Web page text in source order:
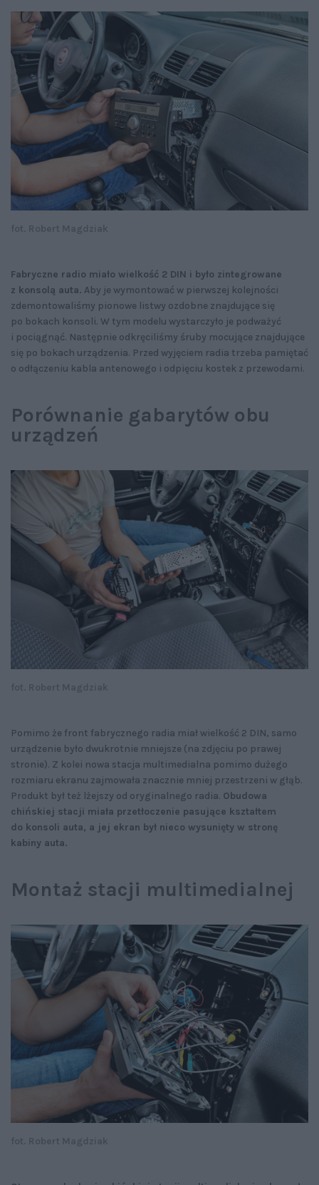
Fabryczne radio miało wielkość 2 DIN i było zintegrowane
z konsolą auta. Aby je wymontować w pierwszej kolejności
zdemontowaliśmy pionowe listwy ozdobne znajdujące się
po bokach konsoli. W tym modelu wystarczyło je podważyć
i pociągnąć. Następnie odkręciliśmy śruby mocujące znajdujące
się po bokach urządzenia. Przed wyjęciem radia trzeba pamiętać
o odłączeniu kabla antenowego i odpięciu kostek z przewodami.
Porównanie gabarytów obu
urządzeń
Pomimo że front fabrycznego radia miał wielkość 2 DIN, samo
urządzenie było dwukrotnie mniejsze (na zdjęciu po prawej
stronie). Z kolei nowa stacja multimedialna pomimo dużego
rozmiaru ekranu zajmowała znacznie mniej przestrzeni w głąb.
Produkt był też lżejszy od oryginalnego radia. Obudowa
chińskiej stacji miała przetłoczenie pasujące kształtem
do konsoli auta, a jej ekran był nieco wysunięty w stronę
kabiny auta.
Montaż stacji multimedialnej